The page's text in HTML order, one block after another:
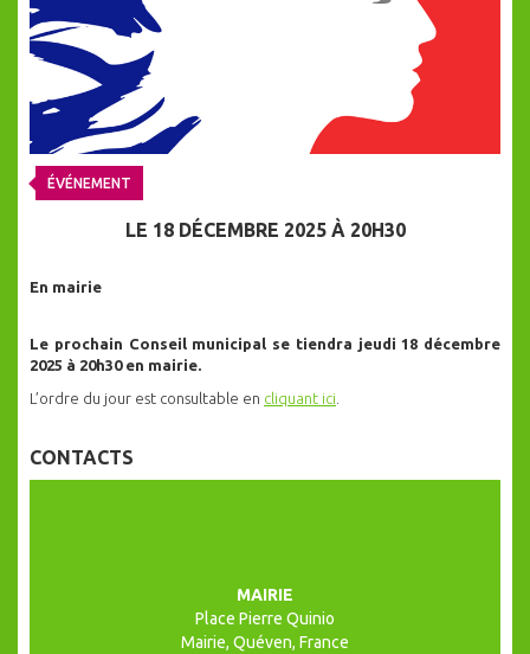
ÉVÉNEMENT
LE 18 DÉCEMBRE 2025 À 20H30
En mairie
Le prochain Conseil municipal se tiendra jeudi 18 décembre
2025 à 20h30 en mairie.
L’ordre du jour est consultable en cliquant ici
CONTACTS
MAIRIE
Place Pierre Quinio
Mairie, Quéven, France